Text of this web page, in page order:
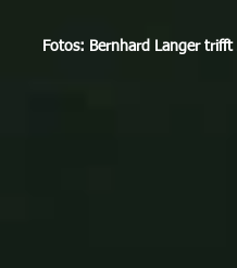
Fotos: Bernhard Langer